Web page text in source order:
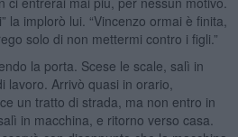
la implorò lui. “Vincenzo ormai è finita,
solo di non mettermi contro i figli.”
la porta. Scese le scale, salì in
lavoro. Arrivò quasi in orario,
un tratto di strada, ma non entro in
in macchina, e ritorno verso casa.